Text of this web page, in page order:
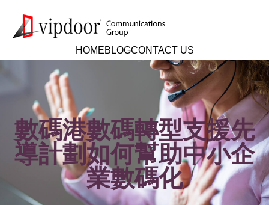
HOMEBLOGCONTACT US
數碼港數碼轉型支援先
導計劃如何幫助中小企
業數碼化